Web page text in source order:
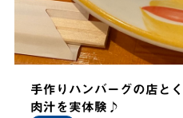
手作りハンバーグの店と
肉汁を実体験♪